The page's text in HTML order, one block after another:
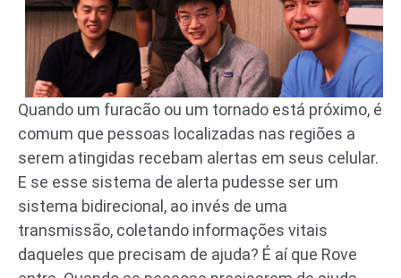
Quando um furacão ou um tornado está próximo, é
comum que pessoas localizadas nas regiões a
serem atingidas recebam alertas em seus celular.
E se esse sistema de alerta pudesse ser um
sistema bidirecional, ao invés de uma
transmissão, coletando informações vitais
daqueles que precisam de ajuda? É aí que Rove